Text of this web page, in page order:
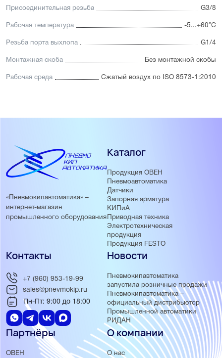
Присоединительная резьба G3/8
Рабочая температура -5...+60°С
Резьба порта выхлопа G1/4
Монтажная скоба Без монтажной скобы
Рабочая среда Сжатый воздух по ISO 8573-1:2010
«Пневмокипавтоматика» –
интернет-магазин
промышленного оборудования
Каталог
Продукция ОВЕН
Пневмоавтоматика
Датчики
Запорная арматура
КИПиА
Приводная техника
Электротехническая
продукция
Продукция FESTO
Новости
Пневмокипавтоматика
запустила розничные продажи
Пневмокипавтоматика –
официальный дистрибьютор
Промышленной автоматики
РИДАН
Партнёры
ОВЕН
О компании
О нас
Контакты
+7 (960) 953-19-99
sales@pnevmokip.ru
Пн-Пт: 9:00 до 18:00